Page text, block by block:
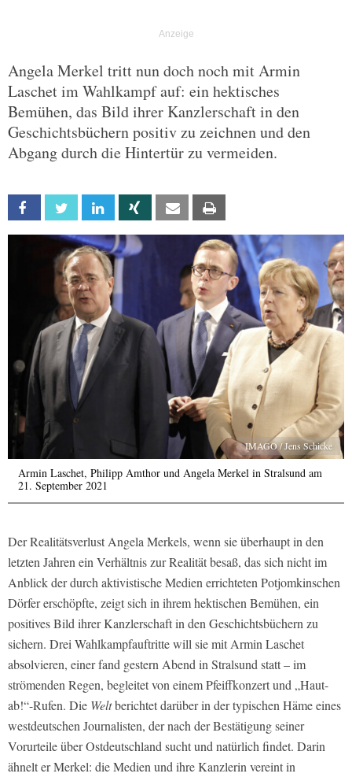
Angela Merkel tritt nun doch noch mit Armin
Laschet im Wahlkampf auf: ein hektisches
Bemühen, das Bild ihrer Kanzlerschaft in den
Geschichtsbüchern positiv zu zeichnen und den
Abgang durch die Hintertür zu vermeiden.
Facebook Twitter Linkedin Xing Email
IMAGO / Jens Schicke
Armin Laschet, Philipp Amthor und Angela Merkel in Stralsund am
21. September 2021
Der Realitätsverlust Angela Merkels, wenn sie überhaupt in den
letzten Jahren ein Verhältnis zur Realität besaß, das sich nicht im
Anblick der durch aktivistische Medien errichteten Potjomkinschen
Dörfer erschöpfte, zeigt sich in ihrem hektischen Bemühen, ein
positives Bild ihrer Kanzlerschaft in den Geschichtsbüchern zu
sichern. Drei Wahlkampfauftritte will sie mit Armin Laschet
absolvieren, einer fand gestern Abend in Stralsund statt – im
strömenden Regen, begleitet von einem Pfeiffkonzert und „Haut-
ab!“-Rufen. Die Weltberichtet darüber in der typischen Häme eines
westdeutschen Journalisten, der nach der Bestätigung seiner
Vorurteile über Ostdeutschland sucht und natürlich findet. Darin
ähnelt er Merkel: die Medien und ihre Kanzlerin vereint in